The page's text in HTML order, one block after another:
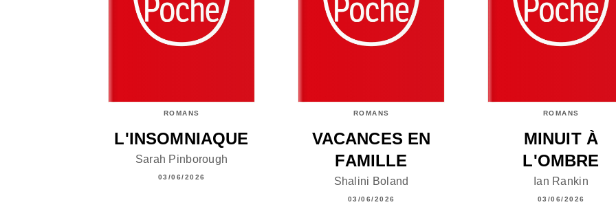
ROMANS
L'INSOMNIAQUE
Sarah Pinborough
03/06/2026
ROMANS
VACANCES EN
FAMILLE
Shalini Boland
03/06/2026
ROMANS
MINUIT À
L'OMBRE
Ian Rankin
03/06/2026